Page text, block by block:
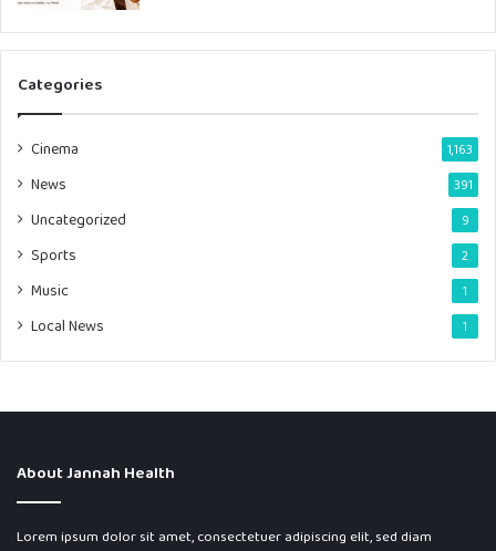
Categories
Cinema 1,163
News 391
Uncategorized 9
Sports 2
Music 1
Local News 1
About Jannah Health
Lorem ipsum dolor sit amet, consectetuer adipiscing elit, sed diam